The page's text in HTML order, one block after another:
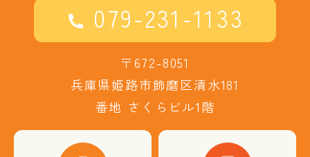
079-231-1133
〒672-8051
兵庫県姫路市飾磨区清水181
番地 さくらビル1階